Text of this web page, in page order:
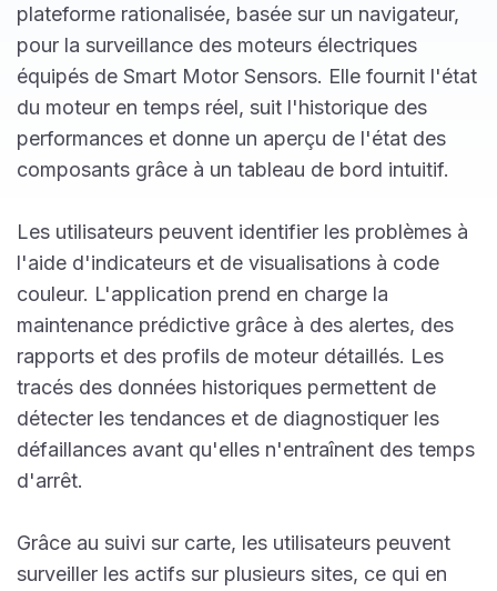
plateforme rationalisée, basée sur un navigateur,
pour la surveillance des moteurs électriques
équipés de Smart Motor Sensors. Elle fournit l'état
du moteur en temps réel, suit l'historique des
performances et donne un aperçu de l'état des
composants grâce à un tableau de bord intuitif.
Les utilisateurs peuvent identifier les problèmes à
l'aide d'indicateurs et de visualisations à code
couleur. L'application prend en charge la
maintenance prédictive grâce à des alertes, des
rapports et des profils de moteur détaillés. Les
tracés des données historiques permettent de
détecter les tendances et de diagnostiquer les
défaillances avant qu'elles n'entraînent des temps
d'arrêt.
Grâce au suivi sur carte, les utilisateurs peuvent
surveiller les actifs sur plusieurs sites, ce qui en